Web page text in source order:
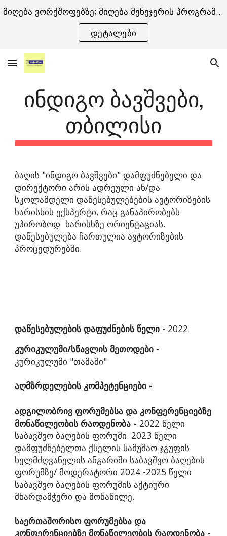
Skip to main content Skip to navigation
მიღება ვორქშოფებზე; მიღება მენეჯერის პროგრამაზე -
დეტალები
ᲘᲜᲓᲘᲒᲝ ᲑᲐᲕᲨᲕᲔᲑᲘ,
ᲗᲑᲘᲚᲘᲡᲘ
ბაღის "ინდიგო ბავშვები" დამფუძნებელი და
დირექტორი არისადრეული ან/და
სკოლამდელი დაწესებულებების ავტორიზების
ხარისხის ექსპერტი, რაც განაპირობებს
უპირობოდ ხარისხზე ორიენტაციას.
დაწესებულება ჩართულია ავტორიზების
პროცედურებში.
დაწესებულების დაფუძნების წელი - 2022
კურიკულუმი/სწავლის მეთოდები -
კურიკულუმი "თამაში"
აღმზრდელების კომპეტენციები -
ადგილობრივ ფორუმებსა და კონფერენციებზე
მონაწილეობის რაოდენობა - 2022 წელი
საბავშვო ბაღების ფორუმი. 2023 წელი
დამფუძნებელთა ქსელის სამუშაო ჯგუფის
ხელმძღვანელის ანგარიში საბავშვო ბაღების
ფორუმზე/ მოდერატორი 2024 -2025 წელი
საბავშვო ბაღების ფორუმის აქტიური
მხარდამჭერი და მონაწილე.
საერთაშორისო ფორუმებსა და
კონფერენციებზე მონაწილეობის რაოდენობა -